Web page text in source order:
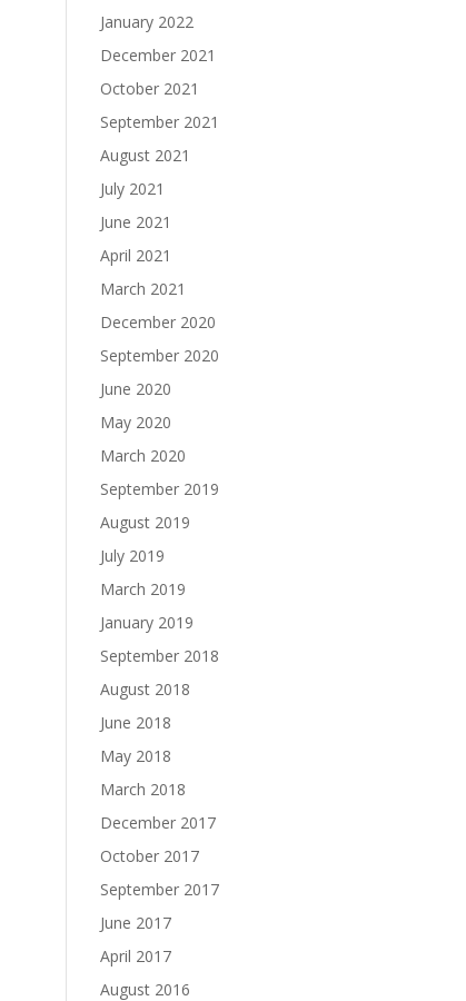
January 2022
December 2021
October 2021
September 2021
August 2021
July 2021
June 2021
April 2021
March 2021
December 2020
September 2020
June 2020
May 2020
March 2020
September 2019
August 2019
July 2019
March 2019
January 2019
September 2018
August 2018
June 2018
May 2018
March 2018
December 2017
October 2017
September 2017
June 2017
April 2017
August 2016